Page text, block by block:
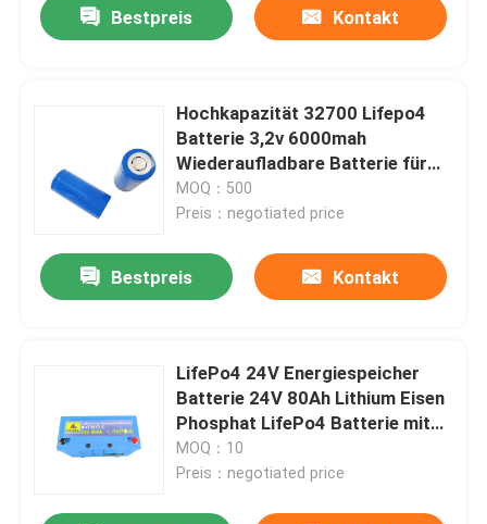
Bestpreis Kontakt
Hochkapazität 32700 Lifepo4
Batterie 3,2v 6000mah
Wiederaufladbare Batterie für
tiefen Zyklus
MOQ：500
Preis：negotiated price
Bestpreis Kontakt
LifePo4 24V Energiespeicher
Batterie 24V 80Ah Lithium Eisen
Phosphat LifePo4 Batterie mit
BMS
MOQ：10
Preis：negotiated price